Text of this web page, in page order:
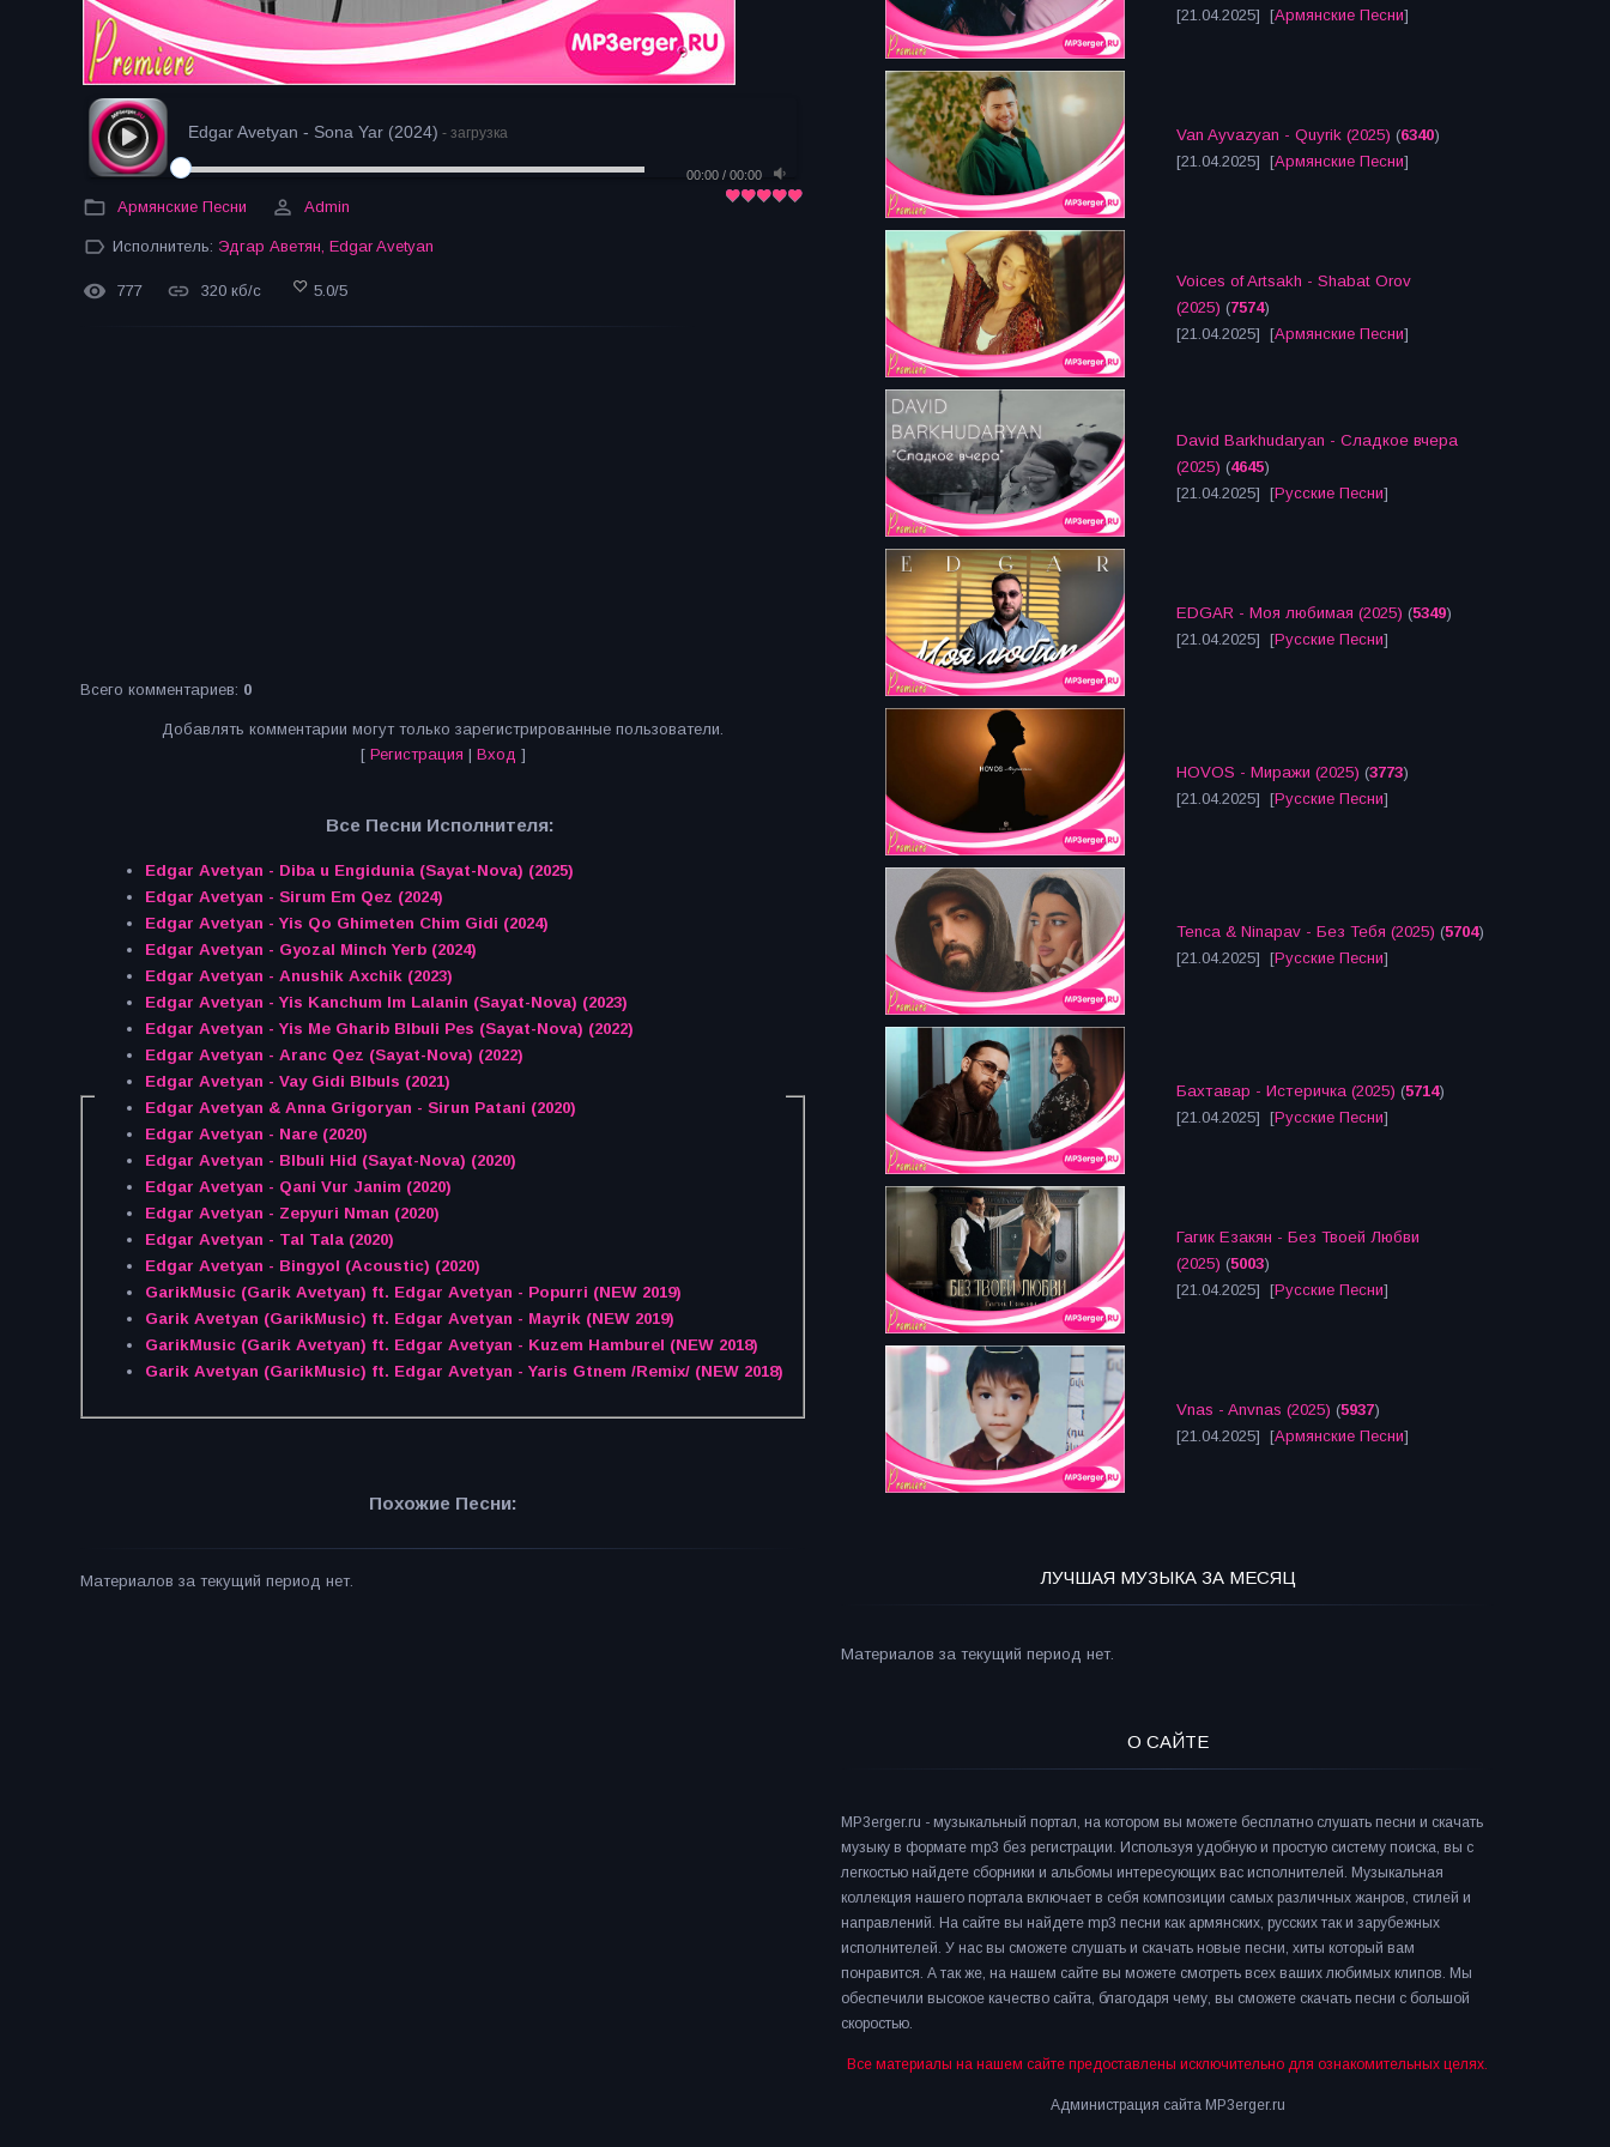
Edgar Avetyan - Sona Yar (2024) - загрузка
00:00 / 00:00
Армянские Песни Admin
Исполнитель: Эдгар Аветян Edgar Avetyan
777 320 кб/с 5.0/5
Всего комментариев: 0
Добавлять комментарии могут только зарегистрированные пользователи.
[ Регистрация | Вход ]
Все Песни Исполнителя:
Edgar Avetyan - Diba u Engidunia (Sayat-Nova) (2025)
Edgar Avetyan - Sirum Em Qez (2024)
Edgar Avetyan - Yis Qo Ghimeten Chim Gidi (2024)
Edgar Avetyan - Gyozal Minch Yerb (2024)
Edgar Avetyan - Anushik Axchik (2023)
Edgar Avetyan - Yis Kanchum Im Lalanin (Sayat-Nova) (2023)
Edgar Avetyan - Yis Me Gharib Blbuli Pes (Sayat-Nova) (2022)
Edgar Avetyan - Aranc Qez (Sayat-Nova) (2022)
Edgar Avetyan - Vay Gidi Blbuls (2021)
Edgar Avetyan & Anna Grigoryan - Sirun Patani (2020)
Edgar Avetyan - Nare (2020)
Edgar Avetyan - Blbuli Hid (Sayat-Nova) (2020)
Edgar Avetyan - Qani Vur Janim (2020)
Edgar Avetyan - Zepyuri Nman (2020)
Edgar Avetyan - Tal Tala (2020)
Edgar Avetyan - Bingyol (Acoustic) (2020)
GarikMusic (Garik Avetyan) ft. Edgar Avetyan - Popurri (NEW 2019)
Garik Avetyan (GarikMusic) ft. Edgar Avetyan - Mayrik (NEW 2019)
GarikMusic (Garik Avetyan) ft. Edgar Avetyan - Kuzem Hamburel (NEW 2018)
Garik Avetyan (GarikMusic) ft. Edgar Avetyan - Yaris Gtnem /Remix/ (NEW 2018)
Похожие Песни:
Материалов за текущий период нет.
[21.04.2025] [Армянские Песни]
Van Ayvazyan - Quyrik (2025) (6340)
[21.04.2025] [Армянские Песни]
Voices of Artsakh - Shabat Orov
(2025) (7574)
[21.04.2025] [Армянские Песни]
David Barkhudaryan - Сладкое вчера
(2025) (4645)
[21.04.2025] [Русские Песни]
EDGAR - Моя любимая (2025) (5349)
[21.04.2025] [Русские Песни]
HOVOS - Миражи (2025) (3773)
[21.04.2025] [Русские Песни]
Tenca & Ninapav - Без Тебя (2025) (5704)
[21.04.2025] [Русские Песни]
Бахтавар - Истеричка (2025) (5714)
[21.04.2025] [Русские Песни]
Гагик Езакян - Без Твоей Любви
(2025) (5003)
[21.04.2025] [Русские Песни]
Vnas - Anvnas (2025) (5937)
[21.04.2025] [Армянские Песни]
ЛУЧШАЯ МУЗЫКА ЗА МЕСЯЦ
Материалов за текущий период нет.
О САЙТЕ
MP3erger.ru - музыкальный портал, на котором вы можете бесплатно слушать песни и скачать
музыку в формате mp3 без регистрации. Используя удобную и простую систему поиска, вы с
легкостью найдете сборники и альбомы интересующих вас исполнителей. Музыкальная
коллекция нашего портала включает в себя композиции самых различных жанров, стилей и
направлений. На сайте вы найдете mp3 песни как армянских, русских так и зарубежных
исполнителей. У нас вы сможете слушать и скачать новые песни, хиты который вам
понравится. А так же, на нашем сайте вы можете смотреть всех ваших любимых клипов. Мы
обеспечили высокое качество сайта, благодаря чему, вы сможете скачать песни с большой
скоростью.
Все материалы на нашем сайте предоставлены исключительно для ознакомительных целях.
Администрация сайта MP3erger.ru